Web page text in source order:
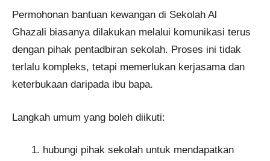
Permohonan bantuan kewangan di Sekolah Al
Ghazali biasanya dilakukan melalui komunikasi terus
dengan pihak pentadbiran sekolah. Proses ini tidak
terlalu kompleks, tetapi memerlukan kerjasama dan
keterbukaan daripada ibu bapa.
Langkah umum yang boleh diikuti:
hubungi pihak sekolah untuk mendapatkan